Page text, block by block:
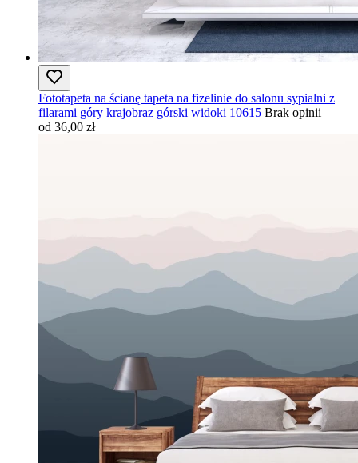
Fototapeta na ścianę tapeta na fizelinie do salonu sypialni z
filarami góry krajobraz górski widoki 10615 Brak opinii
od 36,00 zł